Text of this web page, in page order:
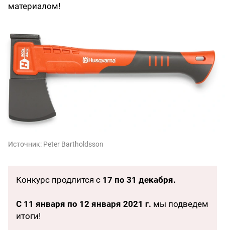
материалом!
Источник: Peter Bartholdsson
Конкурс продлится с 17 по 31 декабря.
С 11 января по 12 января 2021 г. мы подведем
итоги!